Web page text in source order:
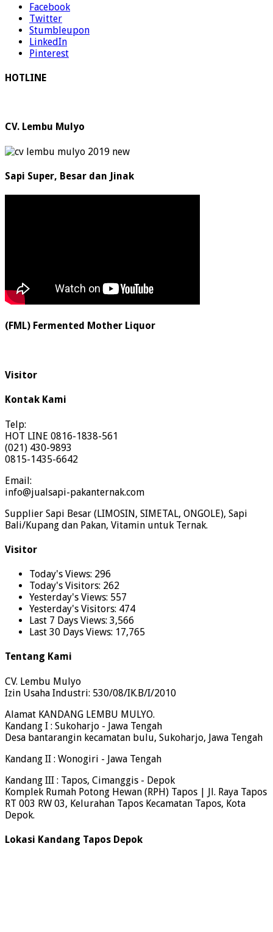
Facebook
Twitter
Stumbleupon
LinkedIn
Pinterest
HOTLINE
CV. Lembu Mulyo
Sapi Super, Besar dan Jinak
(FML) Fermented Mother Liquor
Visitor
Kontak Kami
Telp:
HOT LINE 0816-1838-561
(021) 430-9893
0815-1435-6642
Email:
info@jualsapi-pakanternak.com
Supplier Sapi Besar (LIMOSIN, SIMETAL, ONGOLE), Sapi
Bali/Kupang dan Pakan, Vitamin untuk Ternak.
Visitor
Today's Views: 296
Today's Visitors: 262
Yesterday's Views: 557
Yesterday's Visitors: 474
Last 7 Days Views: 3,566
Last 30 Days Views: 17,765
Tentang Kami
CV. Lembu Mulyo
Izin Usaha Industri: 530/08/IK.B/I/2010
Alamat KANDANG LEMBU MULYO.
Kandang I : Sukoharjo - Jawa Tengah
Desa bantarangin kecamatan bulu, Sukoharjo, Jawa Tengah
Kandang II : Wonogiri - Jawa Tengah
Kandang III : Tapos, Cimanggis - Depok
Komplek Rumah Potong Hewan (RPH) Tapos | Jl. Raya Tapos
RT 003 RW 03, Kelurahan Tapos Kecamatan Tapos, Kota
Depok.
Lokasi Kandang Tapos Depok